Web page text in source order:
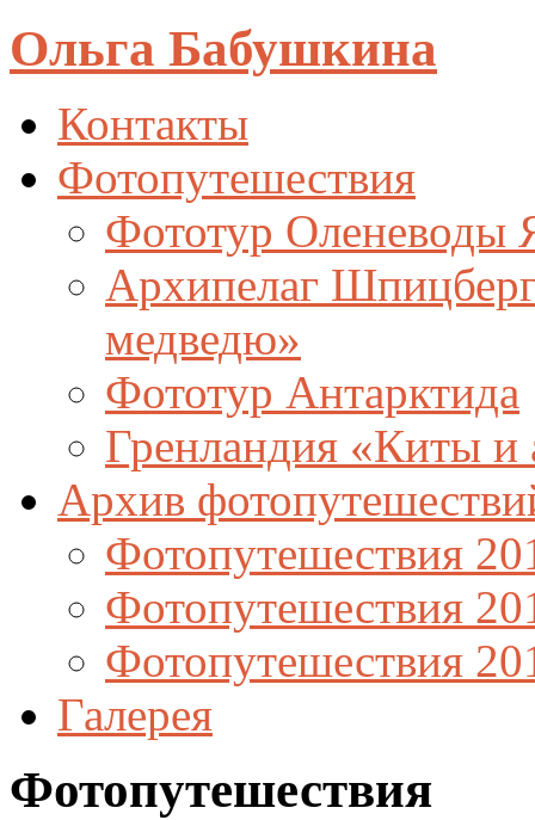
Ольга Бабушкина
Контакты
Фотопутешествия
Фототур Оленеводы
Архипелаг
медведю»
Фототур Антарктида
Гренландия «Киты и
Архив
Фотопутешествия
Фотопутешествия
Фотопутешествия
Галерея
Фотопутешествия